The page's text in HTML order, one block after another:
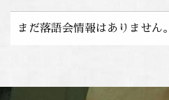
まだ落語会情報はありません。